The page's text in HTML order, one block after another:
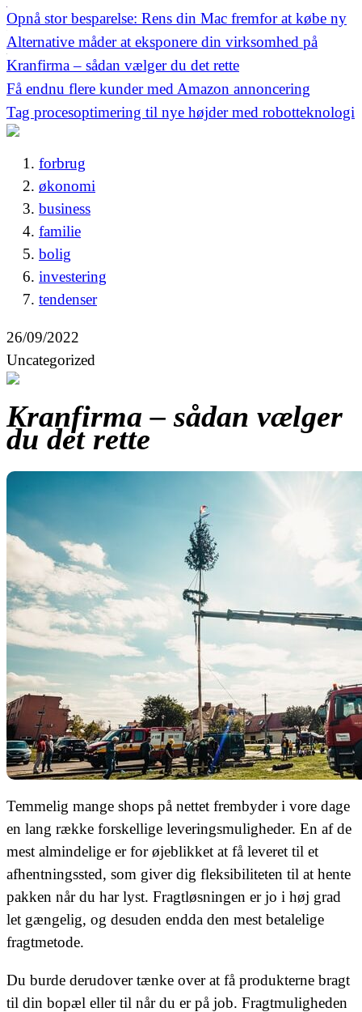
Opnå stor besparelse: Rens din Mac fremfor at købe ny
Alternative måder at eksponere din virksomhed på
Kranfirma – sådan vælger du det rette
Få endnu flere kunder med Amazon annoncering
Tag procesoptimering til nye højder med robotteknologi
forbrug
økonomi
business
familie
bolig
investering
tendenser
26/09/2022
Uncategorized
Kranfirma – sådan vælger
du det rette
Temmelig mange shops på nettet frembyder i vore dage
en lang række forskellige leveringsmuligheder. En af de
mest almindelige er for øjeblikket at få leveret til et
afhentningssted, som giver dig fleksibiliteten til at hente
pakken når du har lyst. Fragtløsningen er jo i høj grad
let gængelig, og desuden endda den mest betalelige
fragtmetode.
Du burde derudover tænke over at få produkterne bragt
til din bopæl eller til når du er på job. Fragtmuligheden